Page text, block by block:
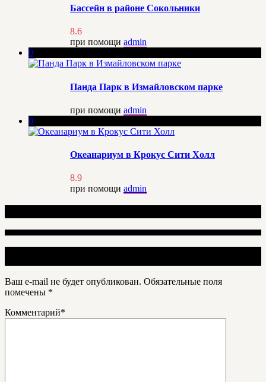
Бассейн в районе Сокольники
8.6
при помощи admin
0
Панда Парк в Измайловском парке
при помощи admin
0
Океанариум в Крокус Сити Холл
8.9
при помощи admin
Ваш e-mail не будет опубликован. Обязательные поля
помечены *
Комментарий*